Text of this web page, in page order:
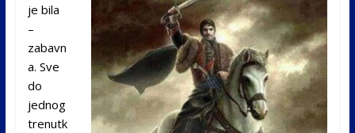
je bila
–
zabavn
a. Sve
do
jednog
trenutk